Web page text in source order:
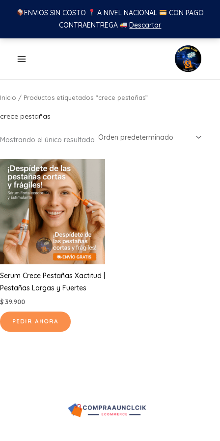
ENVIOS SIN COSTO A NIVEL NACIONAL
CON PAGO
CONTRAENTREGA
Descartar
Inicio / Productos etiquetados “crece pestañas”
crece pestañas
Mostrando el único resultado
Serum Crece Pestañas Xactitud |
Pestañas Largas y Fuertes
$39.900
PEDIR AHORA